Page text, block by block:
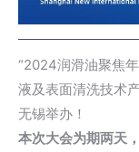
“2024润滑油聚焦
液及表面清洗技术
无锡举办！
本次大会为期两天